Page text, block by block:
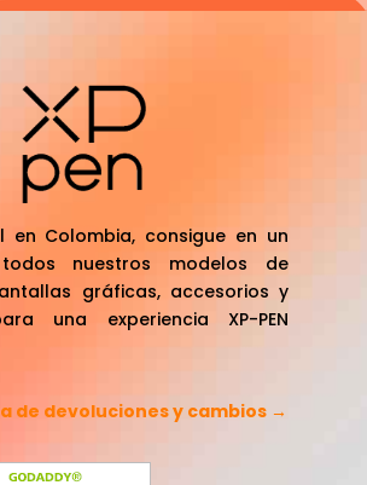
en Colombia, consigue en un
nuestros modelos de
gráficas, accesorios y
una experiencia XP-PEN
de devoluciones y cambios →